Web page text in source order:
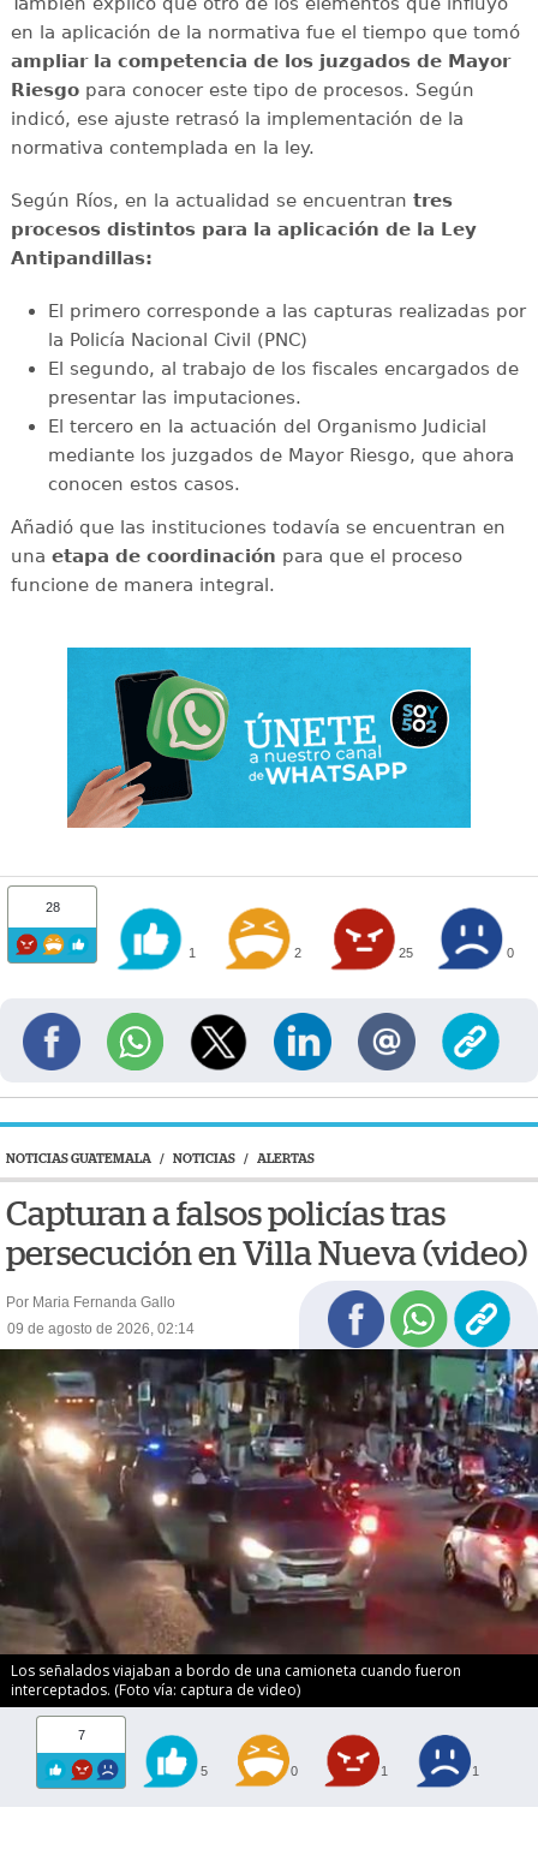
en la aplicación de la normativa fue el tiempo que tomó
ampliar la competencia de los juzgados de Mayor
Riesgopara conocer este tipo de procesos. Según
indicó, ese ajuste retrasó la implementación de la
normativa contemplada en la ley.
Según Ríos, en la actualidad se encuentran tres
procesos distintos para la aplicación de la Ley
Antipandillas:
El primero corresponde a las capturas realizadas por
la Policía Nacional Civil (PNC)
El segundo, al trabajo de los fiscales encargados de
presentar las imputaciones.
El tercero en la actuación del Organismo Judicial
mediante los juzgados de Mayor Riesgo, que ahora
conocen estos casos.
Añadió que las instituciones todavía se encuentran en
una etapa de coordinación para que el proceso
funcione de manera integral.
28
1 2 25 0
NOTICIAS GUATEMALA / NOTICIAS / ALERTAS
Capturan a falsos policías tras
persecución en Villa Nueva (video)
Por Maria Fernanda Gallo
09 de agosto de 2026, 02:14
Los señalados viajaban a bordo de una camioneta cuando fueron
interceptados. (Foto vía: captura de video)
7
5 0 1 1